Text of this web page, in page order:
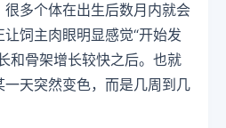
多个体在出生后数月内就会
饲主肉眼明显感觉“开始发
和骨架增长较快之后。也就
天突然变色，而是几周到几